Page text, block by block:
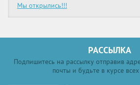
Мы открылись!!!
РАССЫЛКА
Подпишитесь на рассылку отправив
почты и будьте в курсе